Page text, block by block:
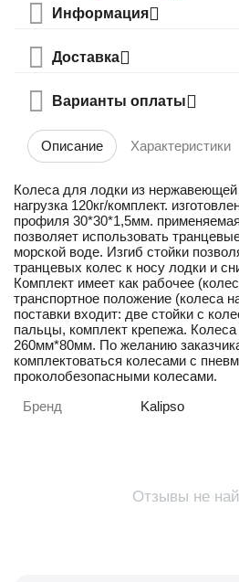
Информация
Доставка
Варианты оплаты
Описание Характеристики
Колеса для лодки из
нагрузка 120кг/комплект.
профиля 30*30*1,5мм.
позволяет использовать
морской воде. Изгиб стойки
транцевых колес к носу лодки и
Комплект имеет как рабочее
транспортное положение (колеса
поставки входит: две стойки с
пальцы, комплект крепежа.
260мм*80мм. По желанию
комплектоваться колесами с
проколобезопасными колесами.
Бренд
Kalipso
Отзывы не